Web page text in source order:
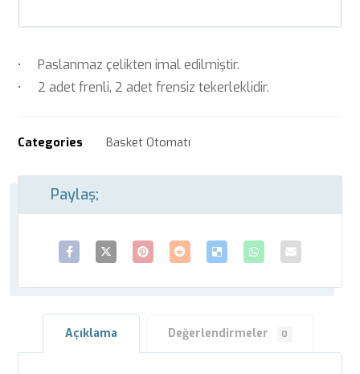
• Paslanmaz çelikten imal edilmiştir.
• 2 adet frenli, 2 adet frensiz tekerleklidir.
Categories Basket Otomatı
Açıklama Değerlendirmeler 0